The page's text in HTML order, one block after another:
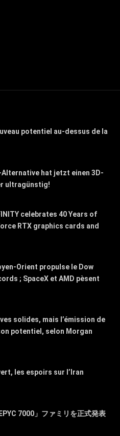
potentiel au-dessus de la
Alternative hat jetzt einen 3D-
ultragünstig!
celebrates 40 Years of
RTX graphics cards and
Orient propulse le Dow
; SpaceX et AMD pèsent
solides, mais l’émission de
potentiel, selon Morgan
les espoirs sur l’Iran
7000」ファミリを正式発表